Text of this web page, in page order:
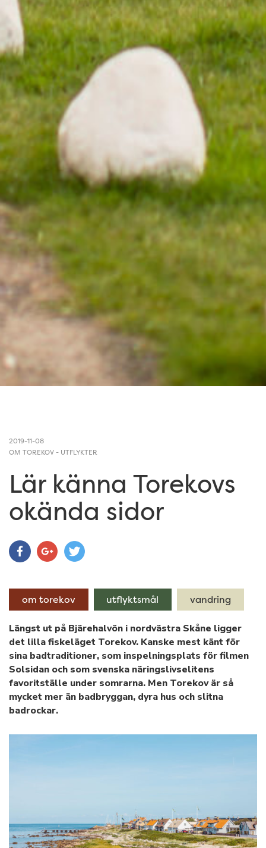
2019-11-08
OM TOREKOV- UTFLYKTER
Lär känna Torekovs
okända sidor
om torekov utflyktsmål vandring
Längst ut på Bjärehalvön i nordvästra Skåne ligger
det lilla fiskeläget Torekov. Kanske mest känt för
sina badtraditioner, som inspelningsplats för filmen
Solsidan och som svenska näringslivselitens
favoritställe under somrarna. Men Torekov är så
mycket mer än badbryggan, dyra hus och slitna
badrockar.